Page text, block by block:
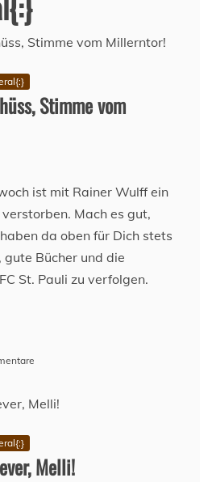
Stimme vom
ist mit Rainer Wulff ein
Mach es gut,
da oben für Dich stets
gute Bücher und die
St. Pauli zu verfolgen.
Tschüss,
Millerntor!
Melli!